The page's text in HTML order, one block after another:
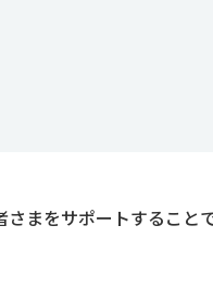
まをサポートすること